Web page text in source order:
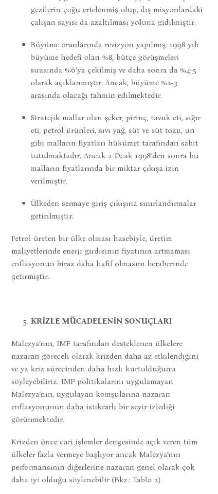
gezilerin çoğu ertelenmiş olup, dış misyonlardaki
çalışan sayısı da azaltılması yoluna gidilmiştir.
Büyüme oranlarında revizyon yapılmış, 1998 yılı
büyüme hedefi olan %8, bütçe görüşmeleri
sırasında %6’ya çekilmiş ve daha sonra da %4-5
olarak açıklanmıştır. Ancak, büyüme %2-3
arasında olacağı tahmin edilmektedir.
Stratejik mallar olan şeker, pirinç, tavuk eti, sığır
eti, petrol ürünleri, sıvı yağ, süt ve süt tozu, un
gibi malların fiyatları hükümet tarafından sabit
tutulmaktadır. Ancak 2 Ocak 1998’den sonra bu
malların fiyatlarında bir miktar çıkışa izin
verilmiştir.
Ülkeden sermaye giriş çıkışına sınırlandırmalar
getirilmiştir.
Petrol üreten bir ülke olması hasebiyle, üretim
maliyetlerinde enerji girdisinin fiyatının artmaması
enflasyonun biraz daha hafif olmasını beraberinde
getirmiştir.
KRİZLE MÜCADELENİN SONUÇLARI
Malezya’nın, IMF tarafından desteklenen ülkelere
nazaran göreceli olarak krizden daha az etkilendiğini
ve ya kriz sürecinden daha hızlı kurtulduğunu
söyleyebiliriz. IMF politikalarını uygulamayan
Malezya’nın, uygulayan komşularına nazaran
enflasyonunun daha istikrarlı bir seyir izlediği
görünmektedir.
Krizden önce cari işlemler dengesinde açık veren tüm
ülkeler fazla vermeye başlıyor ancak Malezya’nın
performansının diğerlerine nazaran genel olarak çok
daha iyi olduğu söylenebilir (Bkz.: Tablo 2)